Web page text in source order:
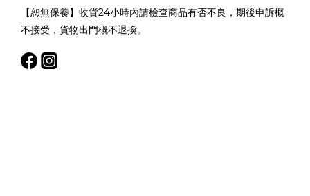
【恕無保養】收貨24小時內請檢查商品有否不良，期後申訴概
不接受，貨物出門概不退換。